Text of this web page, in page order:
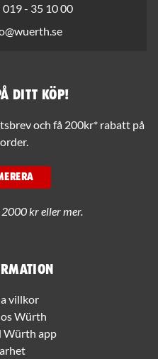
019 - 35 10 00
villkor
Würth
Würth app
ditt köp!
och få 200kr* rabatt på
kr eller mer.